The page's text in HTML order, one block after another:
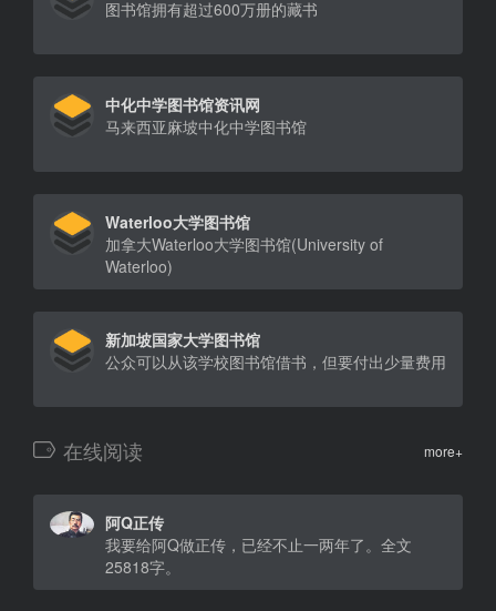
图书馆拥有超过600万册的藏书
中化中学图书馆资讯网
马来西亚麻坡中化中学图书馆
Waterloo大学图书馆
加拿大Waterloo大学图书馆(University of
Waterloo)
新加坡国家大学图书馆
公众可以从该学校图书馆借书，但要付出少量费用
在线阅读 more+
阿Q正传
我要给阿Q做正传，已经不止一两年了。全文
25818字。